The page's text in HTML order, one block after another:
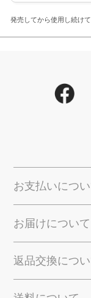
発売してから使用し続け
お支払いにつ
お届けについて
返品交換につ